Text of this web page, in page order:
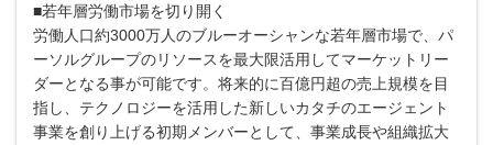
■若年層労働市場を切り開く
労働人口約3000万人のブルーオーシャンな若年層市場で、パ
ーソルグループのリソースを最大限活用してマーケットリー
ダーとなる事が可能です。将来的に百億円超の売上規模を目
指し、テクノロジーを活用した新しいカタチのエージェント
事業を創り上げる初期メンバーとして、事業成長や組織拡大